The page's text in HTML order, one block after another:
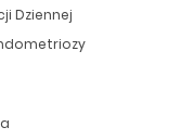
Dziennej